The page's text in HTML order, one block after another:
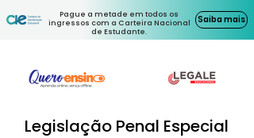
Pague a metade em todos os
ingressos com a Carteira Nacional
de Estudante.
Saiba mais
Legislação Penal Especial